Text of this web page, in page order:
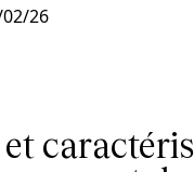
26